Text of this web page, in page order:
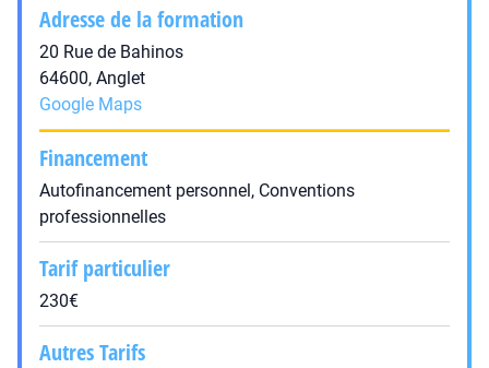
Adresse de la formation
20 Rue de Bahinos
64600, Anglet
Google Maps
Financement
Autofinancement personnel, Conventions
professionnelles
Tarif particulier
230€
Autres Tarifs